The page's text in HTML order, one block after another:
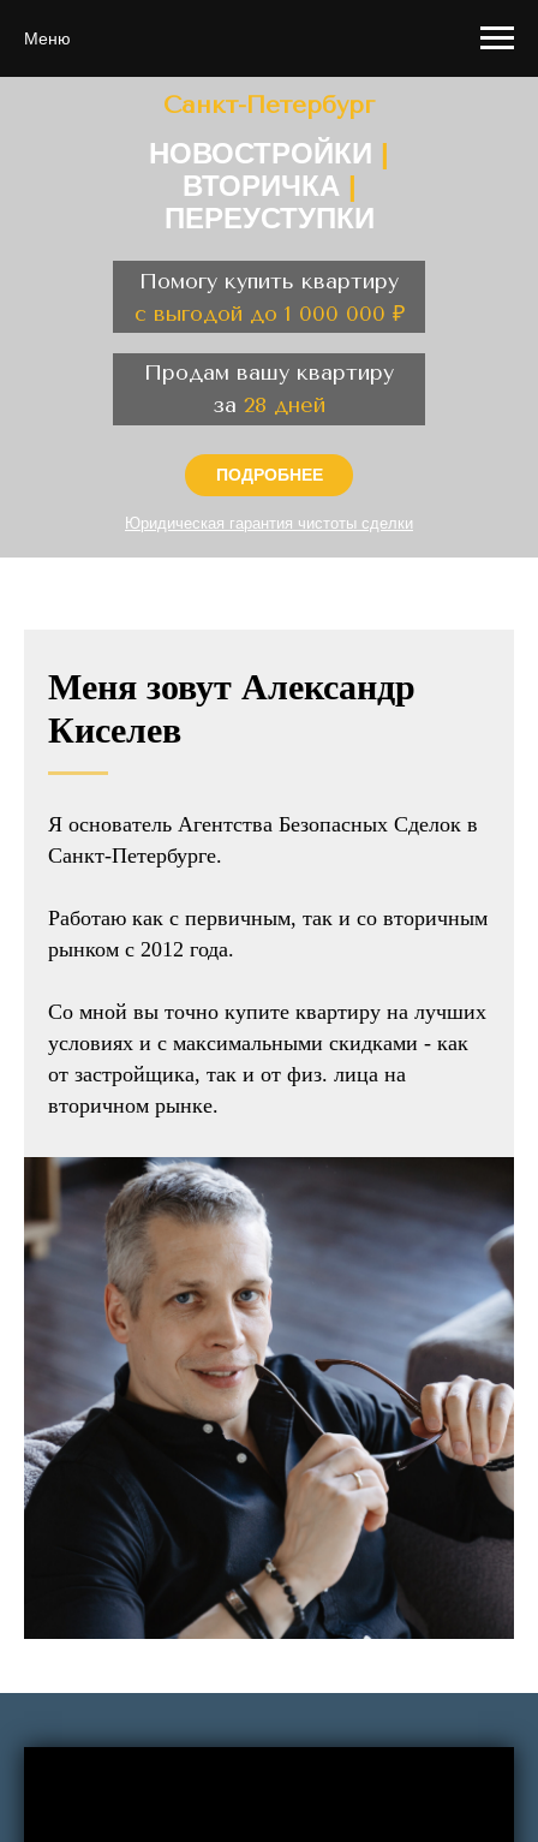
Меню
Санкт-Петербург
Помогу купить квартиру
с выгодой до 1 000 000 ₽
Продам вашу квартиру
за 28 дней
Юридическая гарантия чистоты сделки
ПОДРОБНЕЕ
НОВОСТРОЙКИ |
ВТОРИЧКА |
ПЕРЕУСТУПКИ
Меня зовут Александр
Киселев
Я основатель Агентства Безопасных Сделок в
Санкт-Петербурге.
Работаю как с первичным, так и со вторичным
рынком с 2012 года.
Со мной вы точно купите квартиру на лучших
условиях и с максимальными скидками - как
от застройщика, так и от физ. лица на
вторичном рынке.